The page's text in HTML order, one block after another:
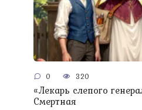
0 320
«Лекарь слепого
Смертная